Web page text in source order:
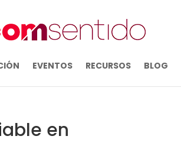
EVENTOS RECURSOS BLOG
en